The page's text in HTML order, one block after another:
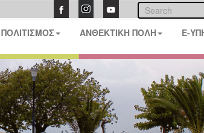
ΠΟΛΙΤΙΣΜΟΣ ΑΝΘΕΚΤΙΚΗ ΠΟΛΗ E-